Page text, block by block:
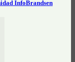
InfoBrandsen